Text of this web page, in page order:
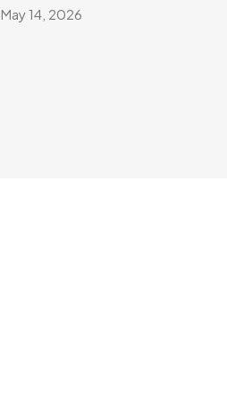
May 14, 2026